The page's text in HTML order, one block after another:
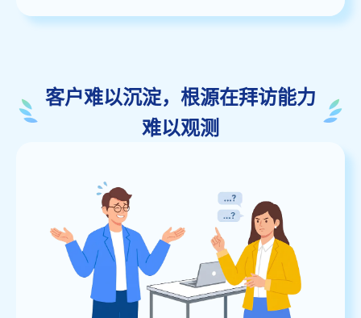
客户难以沉淀，根源在拜访能力
难以观测